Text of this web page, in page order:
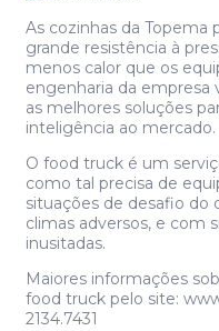
As cozinhas da Topema
grande resistência à
menos calor que os
engenharia da empresa
as melhores soluções
inteligência ao mercado.
O food truck é um
como tal precisa de
situações de desafio do
climas adversos, e com
inusitadas.
Maiores informações
food truck pelo site:
2134.7431